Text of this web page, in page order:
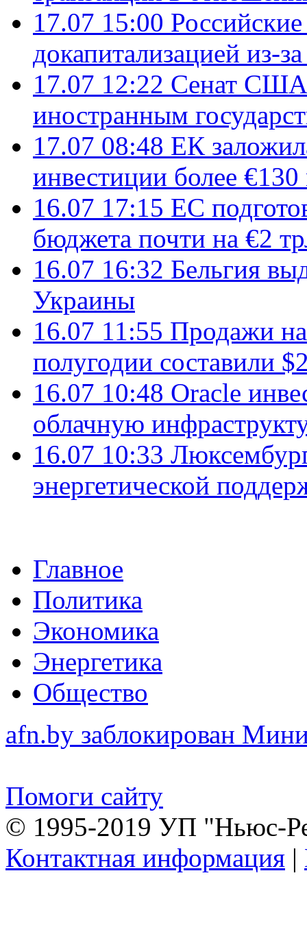
17.07 15:00
докапитализацией из-
17.07 12:22 Сенат США
иностранным
17.07 08:48 ЕК
инвестиции более
16.07 17:15 ЕС
бюджета почти на €2
16.07 16:32 Бельгия
Украины
16.07 11:55 Продажи
полугодии составили
16.07 10:48 Oracle
облачную
16.07 10:33
энергетической
Главное
Политика
Экономика
Энергетика
Общество
afn.by заблокирован
Помоги сайту
© 1995-2019 УП "Ньюс-
Контактная информация |